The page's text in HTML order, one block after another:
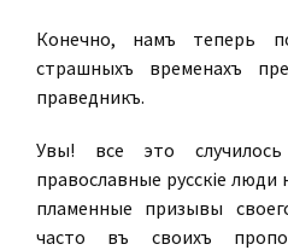
Конечно, намъ теперь
страшныхъ временахъ
праведникъ.
Увы! все это
православные русскіе
пламенные призывы
часто въ своихъ